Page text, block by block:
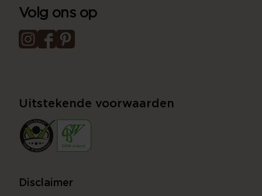
Volg ons op
Uitstekende voorwaarden
Disclaimer